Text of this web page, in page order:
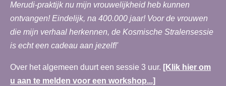
Merudi-praktijk nu mijn vrouwelijkheid heb kunnen
ontvangen! Eindelijk, na 400.000 jaar! Voor de vrouwen
die mijn verhaal herkennen, de Kosmische Stralensessie
is echt een cadeau aan jezelf!'
Over het algemeen duurt een sessie 3 uur. [Klik hier om
u aan te melden voor een workshop...]